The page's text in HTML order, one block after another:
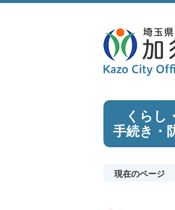
くらし・
手続き ・
現在のページ